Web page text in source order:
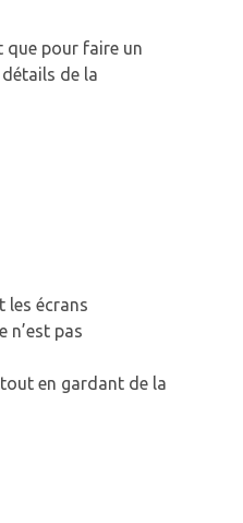
que pour faire un
de la
les écrans
n’est pas
en gardant de la